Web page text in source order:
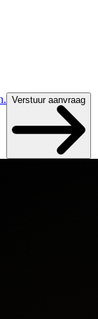
Verstuur aanvraag